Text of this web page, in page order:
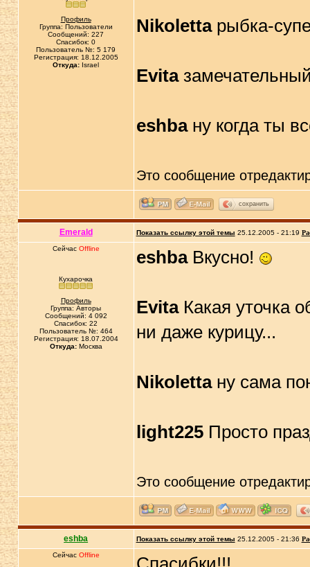
Профиль
Группа: Пользователи
Сообщений: 227
Спасибок: 0
Пользователь №: 5 179
Регистрация: 18.12.2005
Откуда: Israel
Nikolettaрыбка-
Evita
eshbaну когда ты
Это сообщение
сохранить
Emerald Показать ссылку этой темы 25.12.2005 - 21:19
Сейчас Offline
Кухарочка
Профиль
Группа: Авторы
Сообщений: 4 092
Спасибок: 22
Пользователь №: 464
Регистрация: 18.07.2004
Откуда:Москва
eshbaВкусно!
EvitaКакая уточка
ни даже курицу...
Nikolettaну сама
light225Просто
Это сообщение
eshba Показать ссылку этой темы 25.12.2005 - 21:36
Сейчас Offline